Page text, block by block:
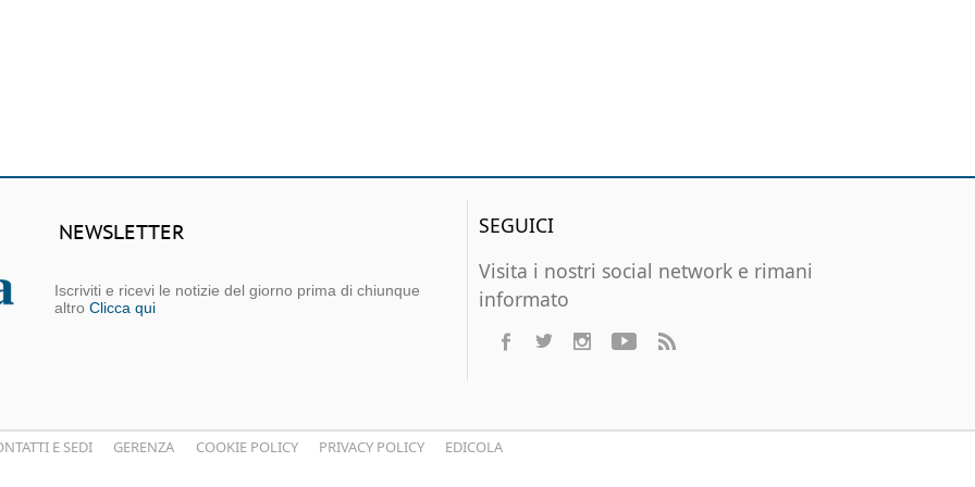
NEWSLETTER
Iscriviti e ricevi le notizie del giorno prima di chiunque
altro Clicca qui
SEGUICI
Visita i nostri social network e rimani
informato
E SEDI GERENZA COOKIE POLICY PRIVACY POLICY EDICOLA